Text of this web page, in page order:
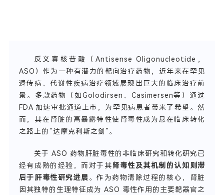
反义寡核苷酸（Antisense Oligonucleotide，
ASO）作为一种有潜力的靶向治疗药物，近年来在罕见
遗传病、代谢性疾病治疗领域展现出巨大的临床治疗前
景。多款药物（如Golodirsen、Casimersen等）通过
FDA 加速审批通道上市，为罕见病患者带来了希望。然
而，其在肾脏的高暴露特性使肾毒性成为悬在临床转化
之路上的“达摩克利斯之剑”。
关于 ASO 药物肝脏毒性的非临床研究和转化研究已
经有成熟的经验，而对于其肾毒性及其机制的认知则滞
后于肝毒性研究进展。作为药物清除过程的核心，肾脏
因其独特的生理特征成为 ASO 毒性作用的主要靶器官之